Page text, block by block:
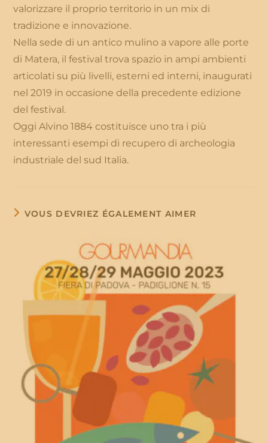
valorizzare il proprio territorio in un mix di
tradizione e innovazione.
Nella sede di un antico mulino a vapore alle porte
di Matera, il festival trova spazio in ampi ambienti
articolati su più livelli, esterni ed interni, inaugurati
nel 2019 in occasione della precedente edizione
del festival.
Oggi Alvino 1884 costituisce uno tra i più
interessanti esempi di recupero di archeologia
industriale del sud Italia.
VOUS DEVRIEZ ÉGALEMENT AIMER